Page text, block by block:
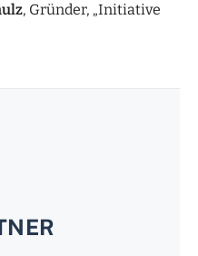
, Gründer, „Initiative